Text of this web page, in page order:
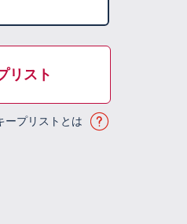
リスト
ープリストとは